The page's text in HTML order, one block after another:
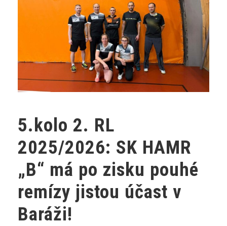
5.kolo 2. RL
2025/2026: SK HAMR
„B“ má po zisku pouhé
remízy jistou účast v
Baráži!